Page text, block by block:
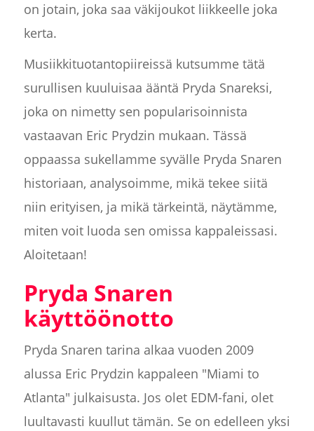
on jotain, joka saa väkijoukot liikkeelle joka
kerta.
Musiikkituotantopiireissä kutsumme tätä
surullisen kuuluisaa ääntä Pryda Snareksi,
joka on nimetty sen popularisoinnista
vastaavan Eric Prydzin mukaan. Tässä
oppaassa sukellamme syvälle Pryda Snaren
historiaan, analysoimme, mikä tekee siitä
niin erityisen, ja mikä tärkeintä, näytämme,
miten voit luoda sen omissa kappaleissasi.
Aloitetaan!
Pryda Snaren
käyttöönotto
Pryda Snaren tarina alkaa vuoden 2009
alussa Eric Prydzin kappaleen "Miami to
Atlanta" julkaisusta. Jos olet EDM-fani, olet
luultavasti kuullut tämän. Se on edelleen yksi